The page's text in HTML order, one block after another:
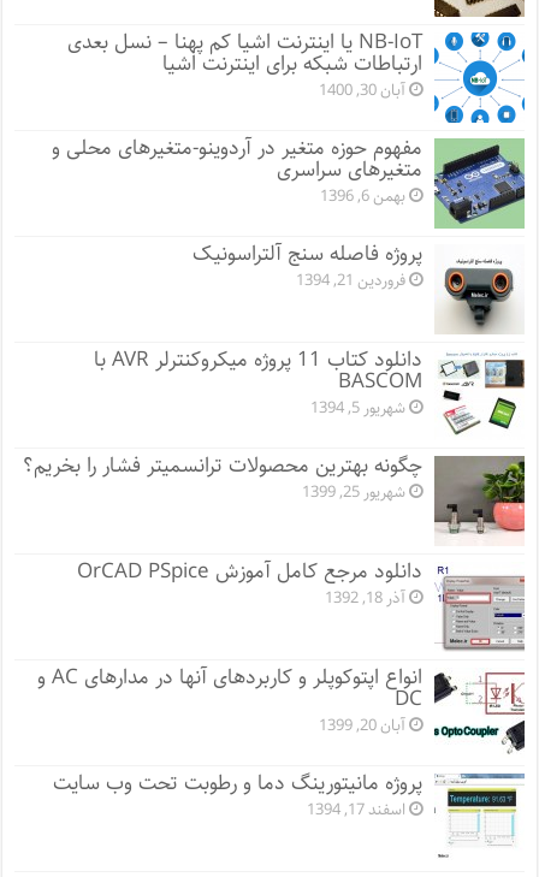
NB-IoT یا اینترنت اشیا کم پهنا – نسل بعدی
ارتباطات شبکه برای اینترنت اشیا
آبان 30, 1400
مفهوم حوزه متغیر در آردوینو-متغیرهای محلی و
متغیرهای سراسری
بهمن 6, 1396
پروژه فاصله سنج آلتراسونیک
فروردین 21, 1394
دانلود کتاب 11 پروژه میکروکنترلر AVR با
BASCOM
شهریور 5, 1394
چگونه بهترین محصولات ترانسمیتر فشار را بخریم؟
شهریور 25, 1399
دانلود مرجع کامل آموزش OrCAD PSpice
آذر 18, 1392
انواع اپتوکوپلر و کاربردهای آنها در مدارهای AC و
DC
آبان 20, 1399
پروژه مانيتورينگ دما و رطوبت تحت وب سایت
اسفند 17, 1394